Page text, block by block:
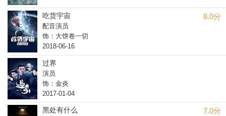
8.0分
吃货宇宙
配音演员
饰：大饼卷一切
2018-06-16
过界
演员
饰：金炎
2017-01-04
7.0分
黑处有什么